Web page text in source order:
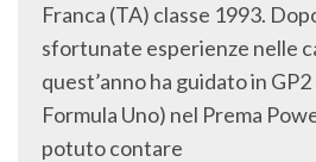
Franca (TA) classe 1993.
sfortunate esperienze nelle
quest’anno ha guidato in
Formula Uno) nel Prema
potuto contare